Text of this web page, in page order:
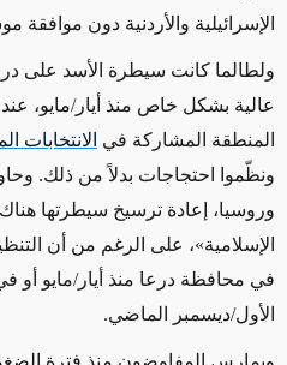
الإسرائيلية والأردنية دون موافقة
ولطالما كانت سيطرة الأسد على
عالية بشكل خاص منذ أيار/مايو،
المنطقة المشاركة في الانتخابات
ونظّموا احتجاجات بدلاً من ذلك.
وروسيا،
إعادة ترسيخ سيطرتها
الإسلامية»، على الرغم من أن
في محافظة درعا منذ أيار/مايو أو
الأول/ديسمبر الماضي.
ويمارس المفاوضون منذ فترة